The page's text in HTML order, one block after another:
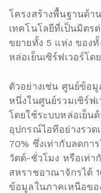
โครงสร้างพื้นฐานด้า
เทคโนโลยีที่เป็นมิต
ขยายทั้ง 5 แห่ง ของทั้
หล่อเย็นเซิร์ฟเวอร์โ
ตัวอย่างเช่น ศูนย์ข้อ
หนึ่งในศูนย์รวมเซิร์
โดยใช้ระบบหล่อเย็น
อุปกรณ์ไอทีอย่างรวด
70% ซึ่งเท่ากับลดกา
วัตต์-ชั่วโมง หรือเท่า
สหราชอาณาจักรได้
ข้อมูลในภาคเหนือข